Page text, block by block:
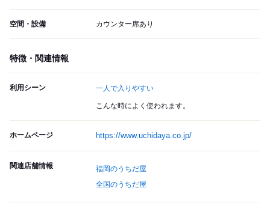
空間・設備 カウンター席あり
特徴・関連情報
利用シーン 一人で入りやすい
こんな時によく使われます。
ホームページ https://www.uchidaya.co.jp/
関連店舗情報
福岡のうちだ屋
全国のうちだ屋